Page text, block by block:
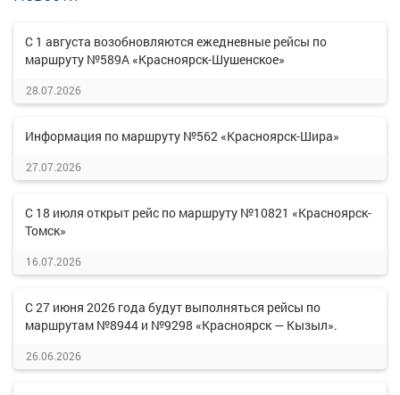
С 1 августа возобновляются ежедневные рейсы по
маршруту №589А «Красноярск-Шушенское»
28.07.2026
Информация по маршруту №562 «Красноярск-Шира»
27.07.2026
С 18 июля открыт рейс по маршруту №10821 «Красноярск-
Томск»
16.07.2026
С 27 июня 2026 года будут выполняться рейсы по
маршрутам №8944 и №9298 «Красноярск — Кызыл».
26.06.2026